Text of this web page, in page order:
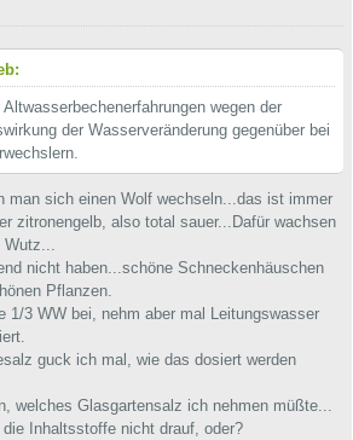
wegen der
der Wasserveränderung gegenüber bei
man sich einen Wolf wechseln...das ist immer
zitronengelb, also total sauer...Dafür wachsen
Wutz...
nicht haben...schöne Schneckenhäuschen
Pflanzen.
1/3 WW bei, nehm aber mal Leitungswasser
guck ich mal, wie das dosiert werden
welches Glasgartensalz ich nehmen müßte...
Inhaltsstoffe nicht drauf, oder?